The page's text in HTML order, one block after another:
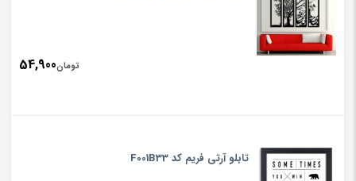
تومان54,900
تابلو آرتی فریم کد F001B33